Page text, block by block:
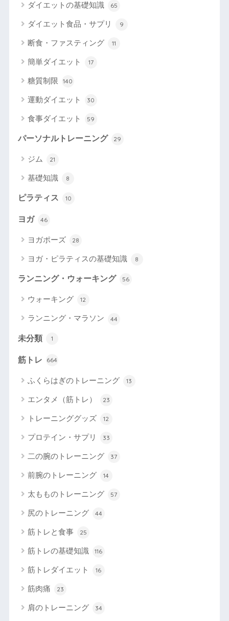
ダイエットの基礎知識 65
ダイエット食品・サプリ 9
断食・ファスティング 11
簡単ダイエット 17
糖質制限 140
運動ダイエット 30
食事ダイエット 59
パーソナルトレーニング 29
ジム 21
基礎知識 8
ピラティス 10
ヨガ 46
ヨガポーズ 28
ヨガ・ピラティスの基礎知識 8
ランニング・ウォーキング 56
ウォーキング 12
ランニング・マラソン 44
未分類 1
筋トレ 664
ふくらはぎのトレーニング 13
エンタメ（筋トレ） 23
トレーニンググッズ 12
プロテイン・サプリ 33
二の腕のトレーニング 37
前腕のトレーニング 14
太もものトレーニング 57
尻のトレーニング 44
筋トレと食事 25
筋トレの基礎知識 116
筋トレダイエット 16
筋肉痛 23
肩のトレーニング 34